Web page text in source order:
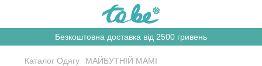
Безкоштовна доставка від 2500 гривень
Каталог Одягу МАЙБУТНІЙ МАМІ